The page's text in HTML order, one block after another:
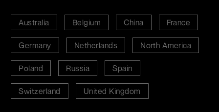
Australia Belgium China France
Germany Netherlands North America
Poland Russia Spain
Switzerland United Kingdom